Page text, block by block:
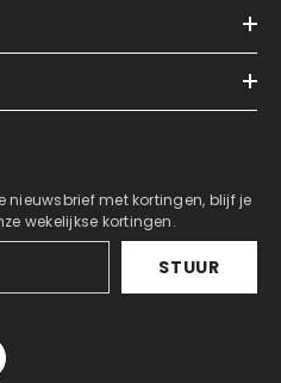
nieuwsbrief met kortingen, blijf je
wekelijkse kortingen.
STUUR